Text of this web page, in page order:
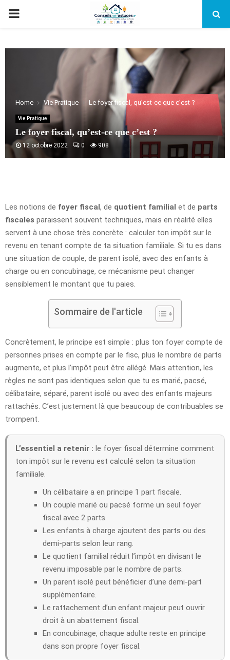
PRIMARY
Home Vie Pratique Le foyer fiscal, qu’est-ce que c’est ?
Vie Pratique
Le foyer fiscal, qu’est-ce que c’est ?
12 octobre 2022 0 908
Les notions de foyer fiscal, de quotient familial et de parts
fiscales paraissent souvent techniques, mais en réalité elles
servent à une chose très concrète : calculer ton impôt sur le
revenu en tenant compte de ta situation familiale. Si tu es dans
une situation de couple, de parent isolé, avec des enfants à
charge ou en concubinage, ce mécanisme peut changer
sensiblement le montant que tu paies.
Sommaire de l'article
Concrètement, le principe est simple : plus ton foyer compte de
personnes prises en compte par le fisc, plus le nombre de parts
augmente, et plus l’impôt peut être allégé. Mais attention, les
règles ne sont pas identiques selon que tu es marié, pacsé,
célibataire, séparé, parent isolé ou avec des enfants majeurs
rattachés. C’est justement là que beaucoup de contribuables se
trompent.
L’essentiel a retenir : le foyer fiscal détermine comment
ton impôt sur le revenu est calculé selon ta situation
familiale.
Un célibataire a en principe 1 part fiscale.
Un couple marié ou pacsé forme un seul foyer
fiscal avec 2 parts.
Les enfants à charge ajoutent des parts ou des
demi-parts selon leur rang.
Le quotient familial réduit l’impôt en divisant le
revenu imposable par le nombre de parts.
Un parent isolé peut bénéficier d’une demi-part
supplémentaire.
Le rattachement d’un enfant majeur peut ouvrir
droit à un abattement fiscal.
En concubinage, chaque adulte reste en principe
dans son propre foyer fiscal.